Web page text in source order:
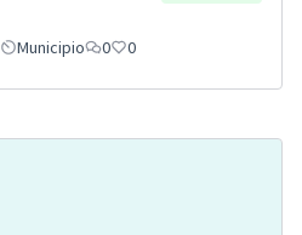
Municipio 0 0